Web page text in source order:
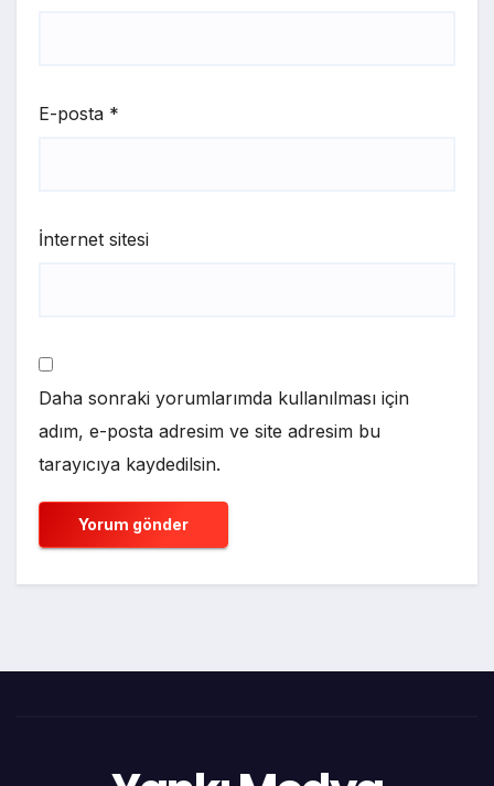
E-posta *
İnternet sitesi
Daha sonraki yorumlarımda kullanılması için
adım, e-posta adresim ve site adresim bu
tarayıcıya kaydedilsin.